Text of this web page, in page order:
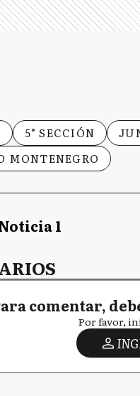
5° SECCIÓN
MONTENEGRO
1
comentar,
Por favor,